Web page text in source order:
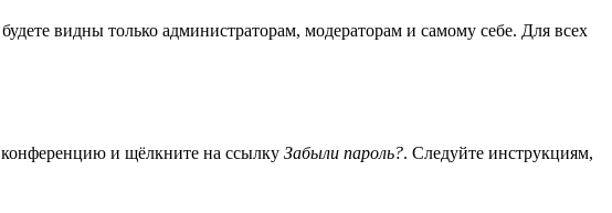
видны только администраторам, модераторам и самому себе. Для всех
конференцию и щёлкните на ссылку Забыли пароль?. Следуйте инструкциям,